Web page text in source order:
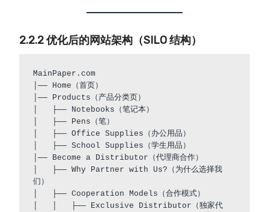
2.2.2 优化后的网站架构（SILO 结构）
MainPaper.com
│── Home（首页）
│── Products（产品分类页）
│   ├── Notebooks（笔记本）
│   ├── Pens（笔）
│   ├── Office Supplies（办公用品）
│   ├── School Supplies（学生用品）
│── Become a Distributor（代理商合作）
│   ├── Why Partner with Us?（为什么选择我
们）
│   ├── Cooperation Models（合作模式）
│   │   ├── Exclusive Distributor（独家代